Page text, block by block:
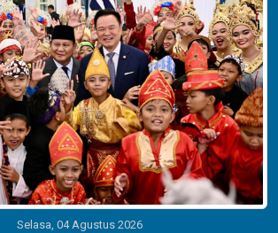
Selasa, 04 Agustus 2026